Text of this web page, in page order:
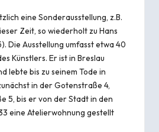
eine Sonderausstellung, z.B.
Zeit, so wiederholt zu Hans
Die Ausstellung umfasst etwa 40
Künstlers. Er ist in Breslau
lebte bis zu seinem Tode in
in der Gotenstraße 4,
5, bis er von der Stadt in den
eine Atelierwohnung gestellt